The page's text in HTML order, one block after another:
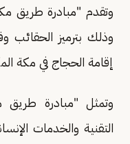
وتقدم "مبادرة طريق
وذلك بترميز الحقائب
إقامة الحجاج في مكة
وتمثل "مبادرة
التقنية والخدمات